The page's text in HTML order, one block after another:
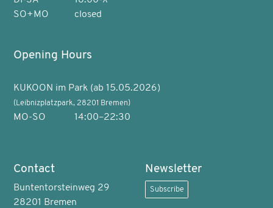
SO+MO
closed
Opening Hours
KUKOON im Park (ab 15.05.2026)
(Leibnizplatzpark, 28201 Bremen)
MO-SO 14:00–22:30
Contact
Buntentorsteinweg 29
28201 Bremen
Newsletter
Subscribe